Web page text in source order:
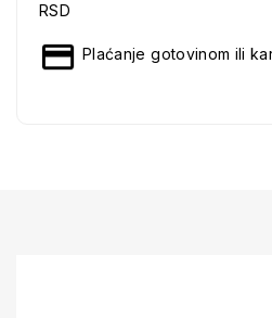
RSD
Plaćanje gotovinom ili